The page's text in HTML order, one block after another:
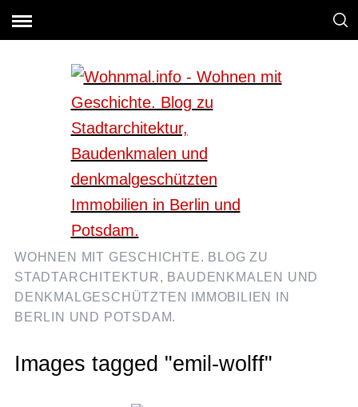
WOHNEN MIT GESCHICHTE. BLOG ZU
STADTARCHITEKTUR, BAUDENKMALEN UND
DENKMALGESCHÜTZTEN IMMOBILIEN IN
BERLIN UND POTSDAM.
Images tagged "emil-wolff"